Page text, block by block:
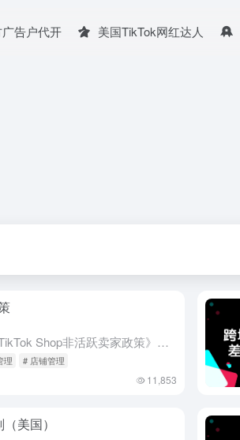
告户代开 美国TikTok网红达人
1、概述 1.1 介绍 平台制定《TikTok Shop非活跃卖家政策》的明确目的是： 在 TikTok Shop 营造积极的购物环境 打造值得顾客信赖的购物体验 所有通过 TikTok Shop 销...
理 # 店铺管理
11,853
美国）